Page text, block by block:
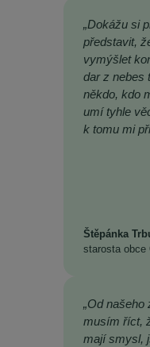
„Dokážu si
představit,
vymýšlet
dar z nebes
někdo, kdo
umí tyhle
k tomu mi
Štěpánka
starosta obce
„Od
musím říct,
mají smysl,